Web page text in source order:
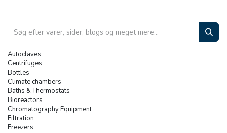
Autoclaves
Centrifuges
Bottles
Climate chambers
Baths & Thermostats
Bioreactors
Chromatography Equipment
Filtration
Freezers